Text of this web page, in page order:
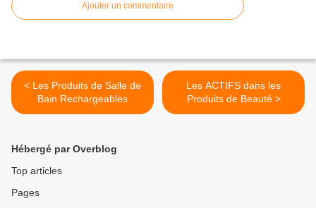
Ajouter un commentaire
< Les Produits de Salle de
Bain Rechargeables
Les ACTIFS dans les
Produits de Beauté >
Hébergé par Overblog
Top articles
Pages